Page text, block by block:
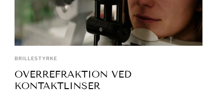
BRILLESTYRKE
OVERREFRAKTION VED
KONTAKTLINSER